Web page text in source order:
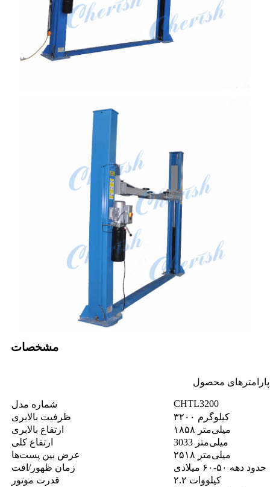
مشخصات
پارامترهای محصول
شماره مدل
CHTL3200
ظرفیت بالابری
۳۲۰۰ کیلوگرم
ارتفاع بالابری
۱۸۵۸ میلی‌متر
ارتفاع کلی
3033 میلی‌متر
عرض بین پست‌ها
۲۵۱۸ میلی‌متر
زمان ظهور/افت
حدود دهه ۵۰-۶۰ میلادی
قدرت موتور
۲.۲ کیلووات